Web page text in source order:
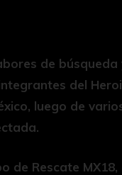
de búsqueda
del
luego de
de Rescate